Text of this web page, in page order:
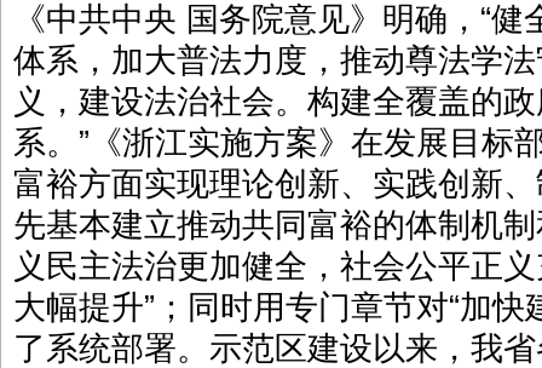
《中共中央 国务院意见》明确，“
体系，加大普法力度，推动尊法学
义，建设法治社会。构建全覆盖的
系。”《浙江实施方案》在发展目标
富裕方面实现理论创新、实践创新
先基本建立推动共同富裕的体制机
义民主法治更加健全，社会公平正
大幅提升”；同时用专门章节对“加
了系统部署。示范区建设以来，我